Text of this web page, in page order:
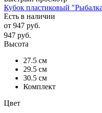
Кубок пластиковый
Есть в наличии
от 947 руб.
947 руб.
Высота
27.5 см
29.5 см
30.5 см
Комплект
Цвет